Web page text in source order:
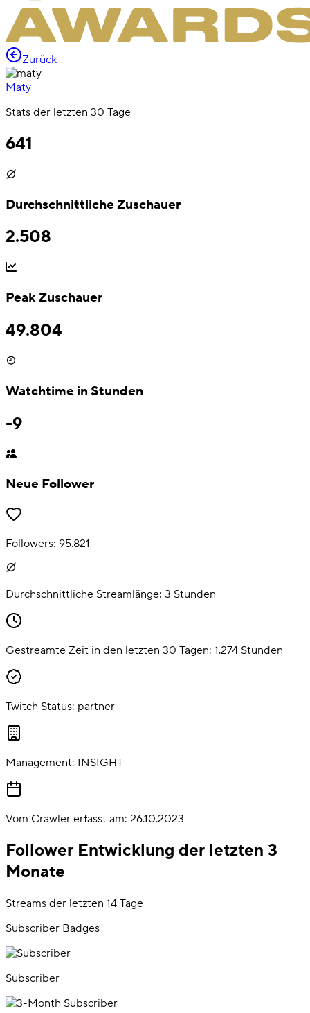
Zurück
Maty
Stats der letzten 30 Tage
641
Durchschnittliche Zuschauer
2.508
Peak Zuschauer
49.804
Watchtime in Stunden
-9
Neue Follower
Followers: 95.821
Durchschnittliche Streamlänge: 3 Stunden
Gestreamte Zeit in den letzten 30 Tagen: 1.274 Stunden
Twitch Status: partner
Management: INSIGHT
Vom Crawler erfasst am: 26.10.2023
Follower Entwicklung der letzten 3
Monate
Streams der letzten 14 Tage
Subscriber Badges
Subscriber